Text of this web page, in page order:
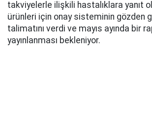
takviyelerle ilişkili hastalıklara yanıt
ürünleri için onay sisteminin gözden
talimatını verdi ve mayıs ayında bir
yayınlanması bekleniyor.